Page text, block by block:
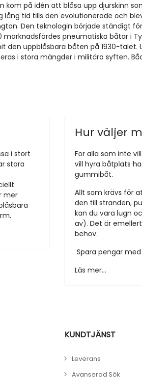
kom på idén att blåsa upp djurskinn
tid tills den evolutionerade och
Den teknologin började ständigt
pneumatiska båtar i
den uppblåsbara båten på 1930-
i stora mängder i militära syften.
i stort
stora
mer
Hur väljer
För alla som inte
vill hyra båtplats
gummibåt.
Allt som krävs för
den till stranden,
kan du vara lugn
av). Det är
behov.
Spara pengar
Läs mer...
KUNDTJÄNST
Leverans
Avanserad Sök